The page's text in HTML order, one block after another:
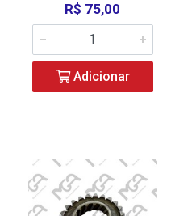
R$ 75,00
Adicionar